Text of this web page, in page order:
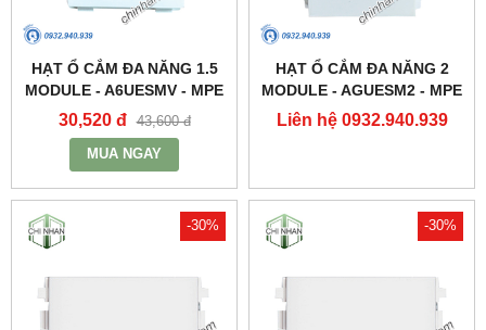
HẠT Ổ CẮM ĐA NĂNG 1.5
MODULE - A6UESMV - MPE
30,520 đ 43,600 đ
MUA NGAY
HẠT Ổ CẮM ĐA NĂNG 2
MODULE - AGUESM2 - MPE
Liên hệ 0932.940.939
-30% -30%